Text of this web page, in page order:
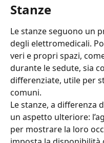
Stanze
Le stanze seguono un
degli elettromedicali.
veri e propri spazi,
durante le sedute, sia
differenziate, utile per
comuni.
Le stanze, a differenza
un aspetto ulteriore:
per mostrare la loro